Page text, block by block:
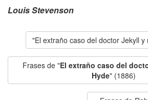
Louis Stevenson
"El extraño caso del doctor Jekyll
Frases de "El extraño caso del
Hyde" (1886)